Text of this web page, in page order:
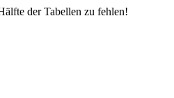
der Tabellen zu fehlen!